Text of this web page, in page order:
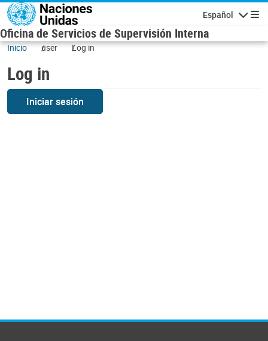
Skip to main content
Español
Oficina de Servicios de Supervisión Interna
Inicio user Log in
Log in
Iniciar sesión